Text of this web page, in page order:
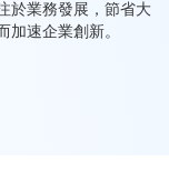
於業務發展，節省大
速企業創新。